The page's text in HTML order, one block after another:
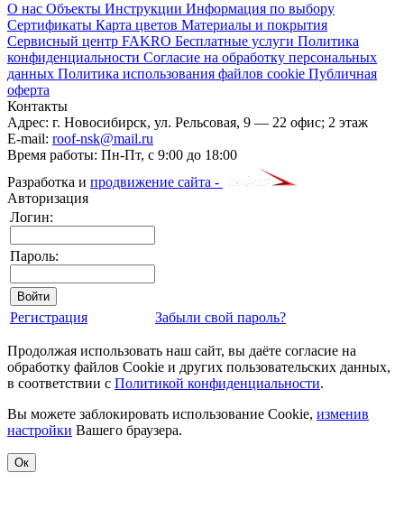
О нас Объекты Инструкции Информация по выбору
Сертификаты Карта цветов Материалы и покрытия
Сервисный центр FAKRO Бесплатные услуги Политика
конфиденциальности Согласие на обработку персональных
данных Политика использования файлов cookie Публичная
оферта
Контакты
Адрес: г. Новосибирск, ул. Рельсовая, 9 — 22 офис; 2 этаж
E-mail: roof-nsk@mail.ru
Время работы: Пн-Пт, с 9:00 до 18:00
Разработка и продвижение сайта -
Авторизация
Логин:
Пароль:
Регистрация Забыли свой пароль?
Продолжая использовать наш сайт, вы даёте согласие на
обработку файлов Cookie и других пользовательских данных,
в соответствии с Политикой конфиденциальности.
Вы можете заблокировать использование Cookie, изменив
настройки Вашего браузера.
Ок